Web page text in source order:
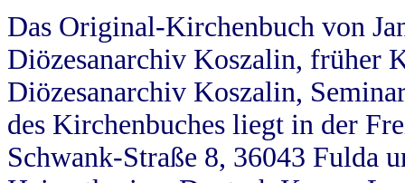
Das Original-Kirchenbuch von
Diözesanarchiv Koszalin, früher
Diözesanarchiv Koszalin,
des Kirchenbuches liegt in der
Schwank-Straße 8, 36043 Fulda